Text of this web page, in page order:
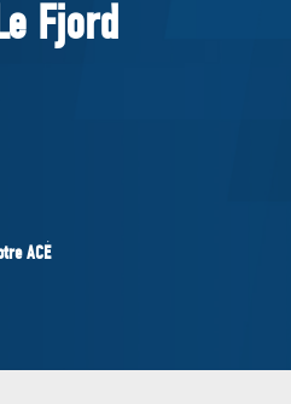
Fjord
ACÉ